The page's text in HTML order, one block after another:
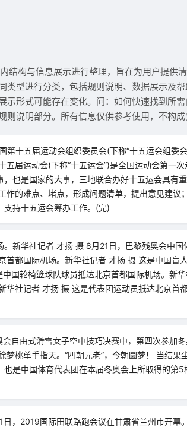
构与信息展示进行整理，旨在为用户提供
型进行分类，包括规则说明、数据展示及帮
示形式可能存在变化。问：如何快速找到所
说明部分。所有信息仅供参考使用，不构成
十五届运动会组织委员会(下称“十五运会组委
五届运动会(下称“十五运会”)是全国运动会第一
也是国家的大事，三地联合办好十五运会具有
作的难点、堵点，形成问题清单，提出意见建议
支持十五运会筹办工作。(完)
新华社记者 才扬 摄 8月21日，巴黎残奥会中国
首都国际机场。新华社记者 才扬 摄 这是中国盲
国轮椅篮球队球员抵达北京首都国际机场。新
华社记者 才扬 摄 这是代表团运动员抵达北京首
自由式滑雪女子空中技巧决赛中，第四次参加
桃单手指天。“四朝元老”，今朝圆梦！ 当结果
是中国体育代表团在本届冬奥会上所取得的第5
，2019国际田联路跑会议在甘肃省兰州市开幕